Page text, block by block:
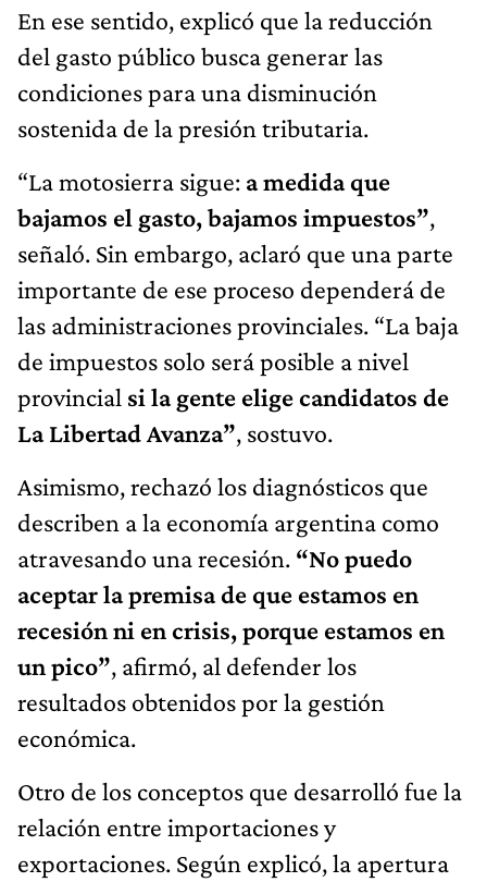
En ese sentido, explicó que la reducción
del gasto público busca generar las
condiciones para una disminución
sostenida de la presión tributaria.
“La motosierra sigue: a medida que
bajamos el gasto, bajamos impuestos”,
señaló. Sin embargo, aclaró que una parte
importante de ese proceso dependerá de
las administraciones provinciales. “La baja
de impuestos solo será posible a nivel
provincial si la gente elige candidatos de
La Libertad Avanza”, sostuvo.
Asimismo, rechazó los diagnósticos que
describen a la economía argentina como
atravesando una recesión. “No puedo
aceptar la premisa de que estamos en
recesión ni en crisis, porque estamos en
un pico”, afirmó, al defender los
resultados obtenidos por la gestión
económica.
Otro de los conceptos que desarrolló fue la
relación entre importaciones y
exportaciones. Según explicó, la apertura